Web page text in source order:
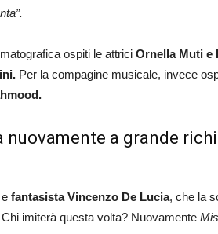
ospiti le attrici Ornella Muti e
Per la compagine musicale, invece
nuovamente a grande
fantasista Vincenzo De Lucia, che la
Chi imiterà questa volta? Nuovamente